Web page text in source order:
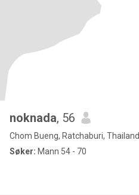
noknada, 56
Chom Bueng, Ratchaburi, Thailand
Søker: Mann 54 - 70